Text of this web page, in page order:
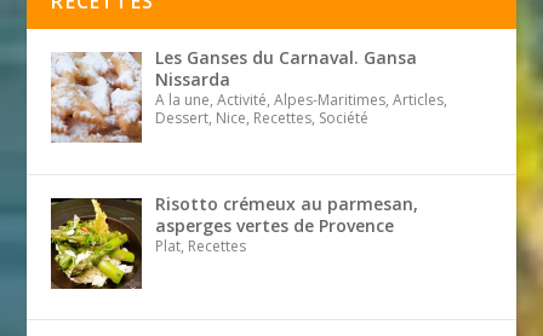
Les Ganses du Carnaval. Gansa
Nissarda
A la une, Activité, Alpes-Maritimes, Articles,
Dessert, Nice, Recettes, Société
Risotto crémeux au parmesan,
asperges vertes de Provence
Plat, Recettes